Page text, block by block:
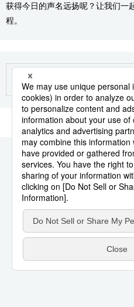
科技
生活与旅游
深度报道
视觉日本
新闻
话题
日本信息库
日本一瞥
获得今日的声名远扬呢？让我们一
程。